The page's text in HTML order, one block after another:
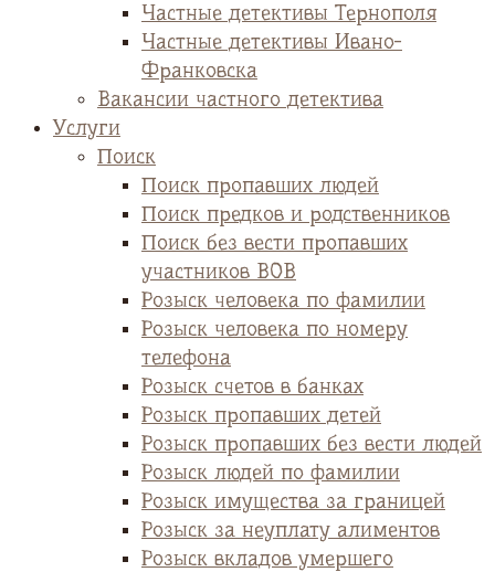
Частные детективы Тернополя
Частные детективы Ивано-
Франковска
Вакансии частного детектива
Услуги
Поиск
Поиск пропавших людей
Поиск предков и родственников
Поиск без вести пропавших
участников ВОВ
Розыск человека по фамилии
Розыск человека по номеру
телефона
Розыск счетов в банках
Розыск пропавших детей
Розыск пропавших без вести людей
Розыск людей по фамилии
Розыск имущества за границей
Розыск за неуплату алиментов
Розыск вкладов умершего